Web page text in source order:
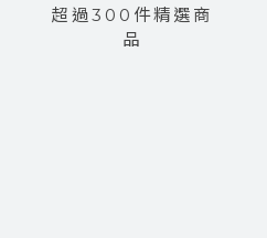
超過300件精選商
品